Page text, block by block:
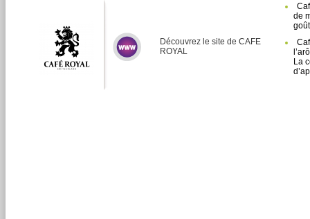
Découvrez le site de CAFE
ROYAL
de
La